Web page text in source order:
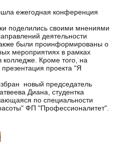
ежегодная конференция
поделились своими мнениями
деятельности
были проинформированы о
мероприятиях в рамках
колледже. Кроме того, на
проекта "Я
новый председатель
Диана, студентка
по специальности
ФП "Профессионалитет".